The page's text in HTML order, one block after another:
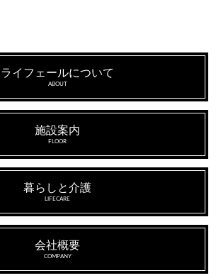
ライフェールについて
ABOUT
施設案内
FLOOR
暮らしと介護
LIFECARE
会社概要
COMPANY